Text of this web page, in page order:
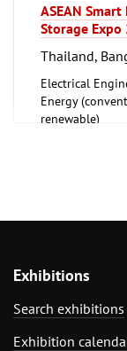
ASEAN
Storage Expo
Thailand,
Electrical
Energy
renewable)
Exhibitions
Search exhibitions
Exhibition